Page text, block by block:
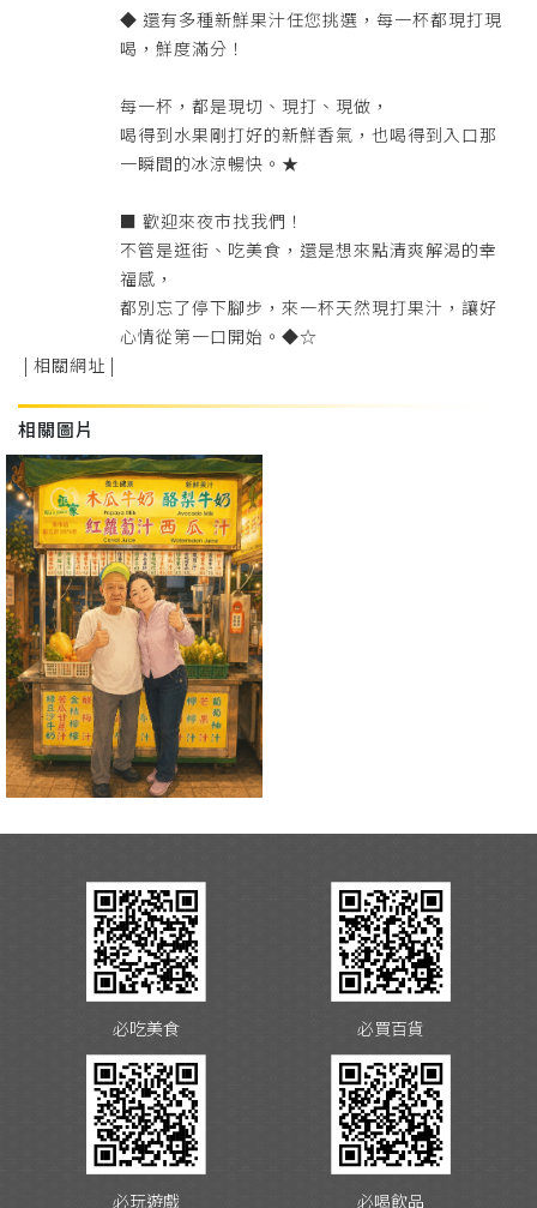
◆ 還有多種新鮮果汁任您挑選，每一杯都現打現
喝，鮮度滿分！
每一杯，都是現切、現打、現做，
喝得到水果剛打好的新鮮香氣，也喝得到入口那
一瞬間的冰涼暢快。★
■ 歡迎來夜市找我們！
不管是逛街、吃美食，還是想來點清爽解渴的幸
福感，
都別忘了停下腳步，來一杯天然現打果汁，讓好
心情從第一口開始。◆☆
| 相關網址 |
相關圖片
必吃美食 必買百貨
必玩遊戲 必喝飲品